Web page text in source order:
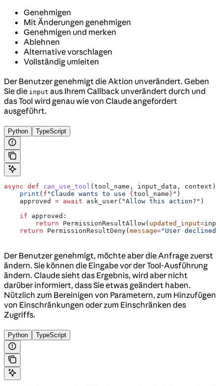
Genehmigen
Mit Änderungen genehmigen
Genehmigen und merken
Ablehnen
Alternative vorschlagen
Vollständig umleiten
Der Benutzer genehmigt die Aktion unverändert. Geben
Sie die input aus Ihrem Callback unverändert durch und
das Tool wird genau wie von Claude angefordert
ausgeführt.
Python TypeScript
async def can_use_tool ( tool_name , input_data , context ):
    print
( f "Claude wants to use { tool_name } " )
    approved
= await ask_user( "Allow this action?" )
    if
approved:
        return
PermissionResultAllow( updated_input=
    return
PermissionResultDeny( message="User declined"
Der Benutzer genehmigt, möchte aber die Anfrage zuerst
ändern. Sie können die Eingabe vor der Tool-Ausführung
ändern. Claude sieht das Ergebnis, wird aber nicht
darüber informiert, dass Sie etwas geändert haben.
Nützlich zum Bereinigen von Parametern, zum Hinzufügen
von Einschränkungen oder zum Einschränken des
Zugriffs.
Python TypeScript